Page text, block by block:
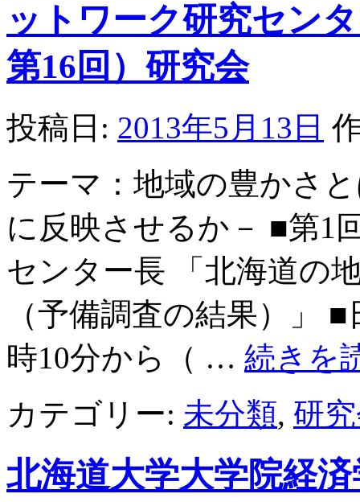
ットワーク研究セン
第16回）研究会
投稿日: 2013年5月13日
テーマ：地域の豊かさ
に反映させるか－ ■
センター長 「北海道の
（予備調査の結果）」
時10分から（ … 続きを
カテゴリー: 未分類, 研
北海道大学大学院経